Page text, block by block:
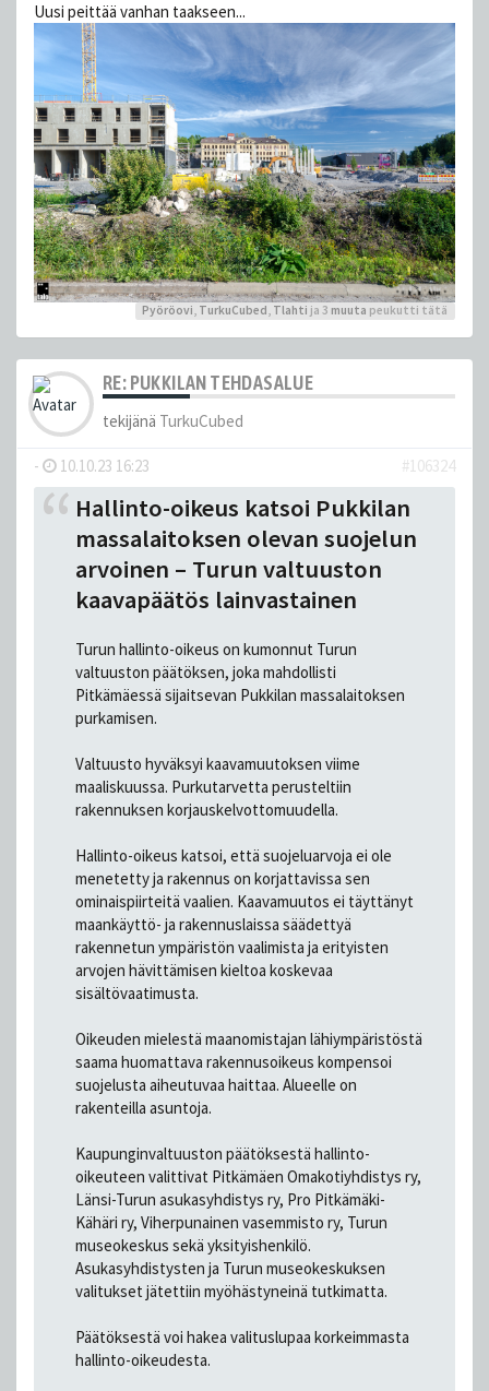
Uusi peittää vanhan taakseen...
Pyöröovi, TurkuCubed, Tlahti ja 3 muuta peukutti tätä
RE: PUKKILAN TEHDASALUE
tekijänä TurkuCubed
- 10.10.23 16:23 #106324
Hallinto-oikeus katsoi Pukkilan
massalaitoksen olevan suojelun
arvoinen – Turun valtuuston
kaavapäätös lainvastainen
Turun hallinto-oikeus on kumonnut Turun
valtuuston päätöksen, joka mahdollisti
Pitkämäessä sijaitsevan Pukkilan massalaitoksen
purkamisen.
Valtuusto hyväksyi kaavamuutoksen viime
maaliskuussa. Purkutarvetta perusteltiin
rakennuksen korjauskelvottomuudella.
Hallinto-oikeus katsoi, että suojeluarvoja ei ole
menetetty ja rakennus on korjattavissa sen
ominaispiirteitä vaalien. Kaavamuutos ei täyttänyt
maankäyttö- ja rakennuslaissa säädettyä
rakennetun ympäristön vaalimista ja erityisten
arvojen hävittämisen kieltoa koskevaa
sisältövaatimusta.
Oikeuden mielestä maanomistajan lähiympäristöstä
saama huomattava rakennusoikeus kompensoi
suojelusta aiheutuvaa haittaa. Alueelle on
rakenteilla asuntoja.
Kaupunginvaltuuston päätöksestä hallinto-
oikeuteen valittivat Pitkämäen Omakotiyhdistys ry,
Länsi-Turun asukasyhdistys ry, Pro Pitkämäki-
Kähäri ry, Viherpunainen vasemmisto ry, Turun
museokeskus sekä yksityishenkilö.
Asukasyhdistysten ja Turun museokeskuksen
valitukset jätettiin myöhästyneinä tutkimatta.
Päätöksestä voi hakea valituslupaa korkeimmasta
hallinto-oikeudesta.